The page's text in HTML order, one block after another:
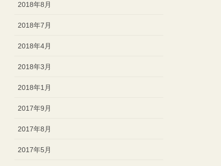
2018年8月
2018年7月
2018年4月
2018年3月
2018年1月
2017年9月
2017年8月
2017年5月